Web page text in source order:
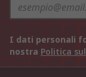
I dati personali
nostra Politica